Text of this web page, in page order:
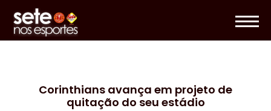
Corinthians avança em projeto de
quitação do seu estádio